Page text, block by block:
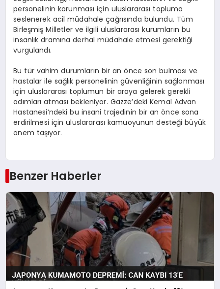
personelinin korunması için uluslararası topluma
seslenerek acil müdahale çağrısında bulundu. Tüm
Birleşmiş Milletler ve ilgili uluslararası kurumların bu
insanlık dramına derhal müdahale etmesi gerektiği
vurgulandı.
Bu tür vahim durumların bir an önce son bulması ve
hastalar ile sağlık personelinin güvenliğinin sağlanması
için uluslararası toplumun bir araya gelerek gerekli
adımları atması bekleniyor. Gazze’deki Kemal Advan
Hastanesi’ndeki bu insani trajedinin bir an önce sona
erdirilmesi için uluslararası kamuoyunun desteği büyük
önem taşıyor.
Benzer Haberler